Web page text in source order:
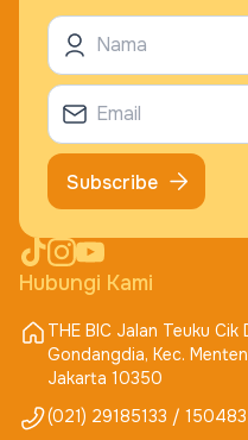
Hubungi Kami
THE BIC Jalan Teuku
Gondangdia, Kec.
Jakarta 10350
(021) 29185133 / 150483
Subscribe